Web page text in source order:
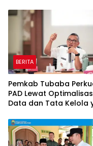
BERITA
Pemkab Tubaba
PAD Lewat
Data dan Tata Kelola